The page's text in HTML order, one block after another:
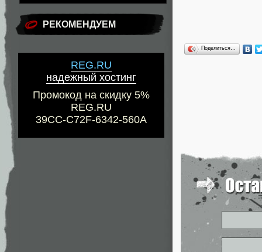
РЕКОМЕНДУЕМ
REG.RU
надежный хостинг
Промокод на скидку 5%
REG.RU
39CC-C72F-6342-560A
Поделиться…